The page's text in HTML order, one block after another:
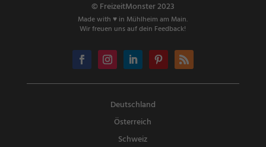
© FreizeitMonster 2023
Made with ♥ in Mühlheim am Main.
Wir freuen uns auf dein Feedback!
Deutschland
Österreich
Schweiz